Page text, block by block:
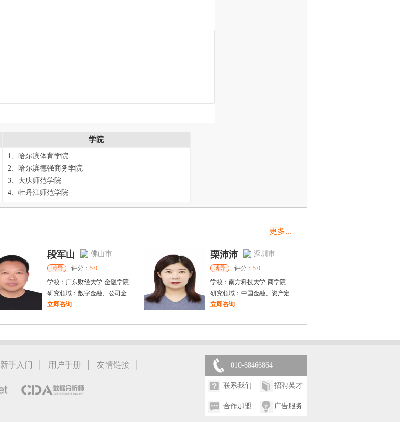
学院
1、哈尔滨体育学院
2、哈尔滨德强商务学院
3、大庆师范学院
4、牡丹江师范学院
更多...
段军山 佛山市
博导 评分：5.0
学校： 广东财经大学-金融学院
研究领域：数字金融、公司金融、家庭金融
立即咨询
栗沛沛 深圳市
博导 评分： 5.0
学校： 南方科技大学-商学院
研究领域： 中国金融、资产定价、金融科技
立即咨询
立即咨询
研究领域：风险管理、保险精算、人民币国际化
立即咨询
新手入门 | 用户手册 | 友情链接 | 010-68466864
联系我们 招聘英才
合作加盟 广告服务